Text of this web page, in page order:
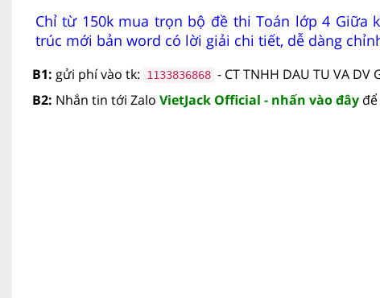
Chỉ từ 150k mua trọn bộ đề thi Toán lớp 4 Giữa
trúc mới bản word có lời giải chi tiết, dễ dàng
B1: gửi phí vào tk: 1133836868 - CT TNHH DAU TU VA DV
B2: Nhắn tin tới Zalo VietJack Official - nhấn vào đây